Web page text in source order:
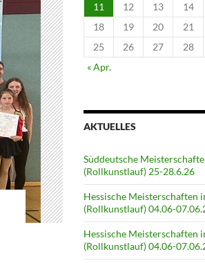
11
12 13 14
18
19 20 21
25
26 27 28
« Apr.
AKTUELLES
Süddeutsche
(Rollkunstlauf) 25-28.6.26
Hessische Meisterschaften
(Rollkunstlauf) 04.06-
Hessische Meisterschaften
(Rollkunstlauf) 04.06-